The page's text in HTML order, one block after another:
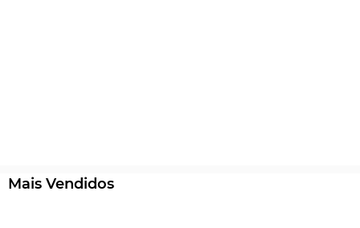
Mais Vendidos